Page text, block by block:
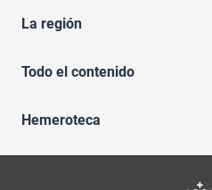
La región
Todo el contenido
Hemeroteca